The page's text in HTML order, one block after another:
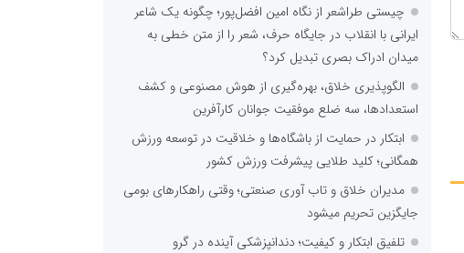
چیستی طراشعر از نگاه امین افضل‌پور؛ چگونه یک شاعر
ایرانی با انقلاب در جایگاه حرف، شعر را از متن خطی به
میدان ادراک بصری تبدیل کرد؟
الگوپذیری خلاق، بهره‌گیری از هوش مصنوعی و کشف
استعدادها، سه ضلع موفقیت جوانان کارآفرین
ابتکار در حمایت از باشگاه‌ها و خلاقیت در توسعه ورزش
همگانی؛ کلید طلایی پیشرفت ورزش کشور
مدیران خلاق و تاب آوری صنعتی؛ وقتی راهکارهای بومی
جایگزین تحریم میشود
تلفیق ابتکار و کیفیت؛ دندانپزشکی آینده در گرو